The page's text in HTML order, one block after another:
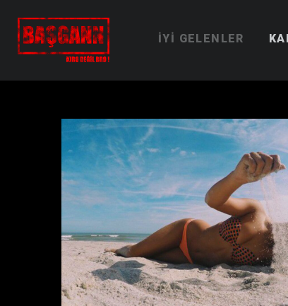
İYI GELENLER